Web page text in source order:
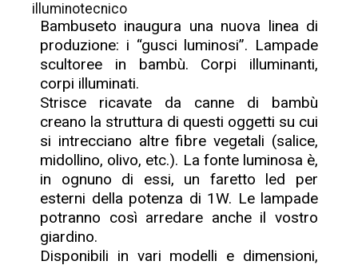
illuminotecnico
Bambuseto inaugura una nuova linea di
produzione: i “gusci luminosi”. Lampade
scultoree in bambù. Corpi illuminanti,
corpi illuminati.
Strisce ricavate da canne di bambù
creano la struttura di questi oggetti su cui
si intrecciano altre fibre vegetali (salice,
midollino, olivo, etc.). La fonte luminosa è,
in ognuno di essi, un faretto led per
esterni della potenza di 1W. Le lampade
potranno così arredare anche il vostro
giardino.
Disponibili in vari modelli e dimensioni,